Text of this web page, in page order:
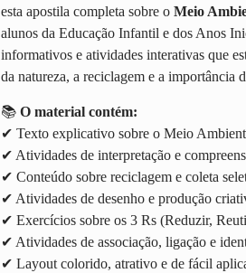
esta apostila completa sobre o Meio
alunos da Educação Infantil e dos Anos
informativos e atividades interativas que
da natureza, a reciclagem e a importância
📚 O material contém:
✔ Texto explicativo sobre o Meio
✔ Atividades de interpretação e
✔ Conteúdo sobre reciclagem e coleta
✔ Atividades de desenho e produção
✔ Exercícios sobre os 3 Rs (Reduzir,
✔ Atividades de associação, ligação e
✔ Layout colorido, atrativo e de fácil